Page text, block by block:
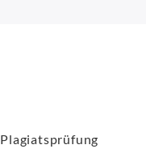
Plagiatsprüfung